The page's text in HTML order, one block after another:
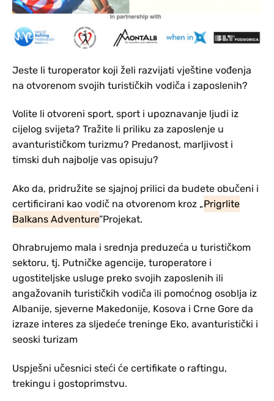
Jeste li turoperator koji želi razvijati vještine vođenja
na otvorenom svojih turističkih vodiča i zaposlenih?
Volite li otvoreni sport, sport i upoznavanje ljudi iz
cijelog svijeta? Tražite li priliku za zaposlenje u
avanturističkom turizmu? Predanost, marljivost i
timski duh najbolje vas opisuju?
Ako da, pridružite se sjajnoj prilici da budete obučeni i
certificirani kao vodič na otvorenom kroz „Prigrlite
Balkans Adventure”Projekat.
Ohrabrujemo mala i srednja preduzeća u turističkom
sektoru, tj. Putničke agencije, turoperatore i
ugostiteljske usluge preko svojih zaposlenih ili
angažovanih turističkih vodiča ili pomoćnog osoblja iz
Albanije, sjeverne Makedonije, Kosova i Crne Gore da
izraze interes za sljedeće treninge Eko, avanturistički i
seoski turizam
Uspješni učesnici steći će certifikate o raftingu,
trekingu i gostoprimstvu.